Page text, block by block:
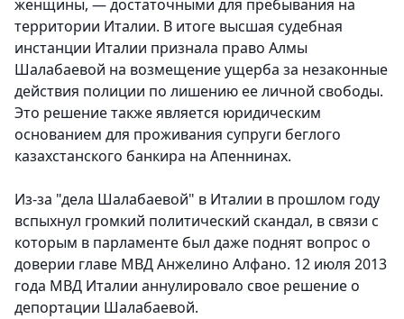
женщины, — достаточными для пребывания на
территории Италии. В итоге высшая судебная
инстанции Италии признала право Алмы
Шалабаевой на возмещение ущерба за незаконные
действия полиции по лишению ее личной свободы.
Это решение также является юридическим
основанием для проживания супруги беглого
казахстанского банкира на Апеннинах.
Из-за "дела Шалабаевой" в Италии в прошлом году
вспыхнул громкий политический скандал, в связи с
которым в парламенте был даже поднят вопрос о
доверии главе МВД Анжелино Алфано. 12 июля 2013
года МВД Италии аннулировало свое решение о
депортации Шалабаевой.